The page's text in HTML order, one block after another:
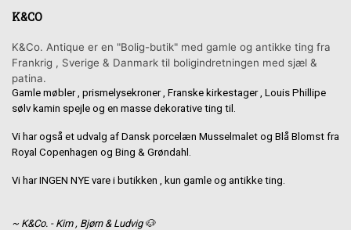
K&CO
K&Co. Antique er en "Bolig-butik" med gamle og antikke ting fra
Frankrig , Sverige & Danmark til boligindretningen med sjæl &
patina.
Gamle møbler , prismelysekroner , Franske kirkestager , Louis Phillipe
sølv kamin spejle og en masse dekorative ting til.
Vi har også et udvalg af Dansk porcelæn Musselmalet og Blå Blomst fra
Royal Copenhagen og Bing & Grøndahl.
Vi har INGEN NYE vare i butikken , kun gamle og antikke ting.
~ K&Co. - Kim , Bjørn & Ludvig 🐶